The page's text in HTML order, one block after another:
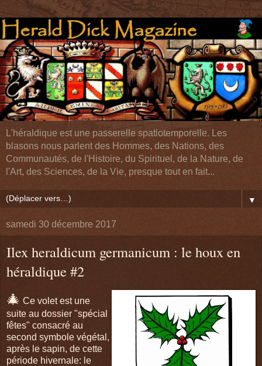
L'héraldique est une passerelle spatiotemporelle. Les
blasons nous parlent des Hommes, des Nations, des
Communautés, de l'Histoire, du Spirituel, de la Nature, de
l'Art, des Sciences, de la Vie, presque tout en fait...
▼
samedi 30 décembre 2017
Ilex heraldicum germanicum : le houx en
héraldique #2
🎄 Ce volet est une
suite au dossier "spécial
fêtes" consacré au
second symbole végétal,
après le sapin, de cette
période hivernale: le